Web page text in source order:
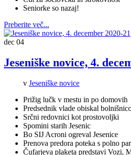
Seniorke so nazaj!
Preberite več...
dec 04
Jeseniške novice, 4.
v Jeseniške novice
Prižig lučk v mestu in po domovih
Predsednik vlade obiskal
Srčni redovnici kot prostovoljki
Spomini starih Jesenic
Bo SIJ Acroni ogreval Jesenice
Prenova predora poteka s polno
Čufarjeva plaketa predstavi Vozi,